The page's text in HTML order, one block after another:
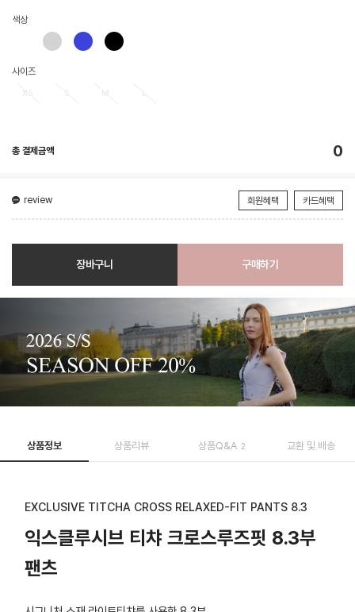
색상
사이즈
총 결제금액 0
review 회원혜택 카드혜택
장바구니 구매하기
상품정보 상품리뷰 상품Q&A 2 교환 및 배송
EXCLUSIVE TITCHA CROSS RELAXED-FIT PANTS 8.3
익스클루시브 티챠 크로스루즈핏 8.3부
팬츠